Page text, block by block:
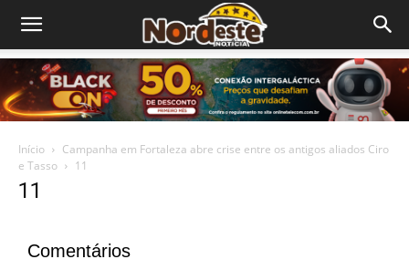
Início
Campanha em Fortaleza abre crise entre os antigos aliados Ciro
e Tasso
11
11
Comentários